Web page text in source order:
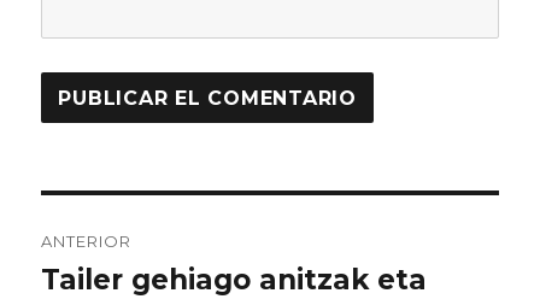
de
ANTERIOR
Entrada
Tailer gehiago anitzak eta